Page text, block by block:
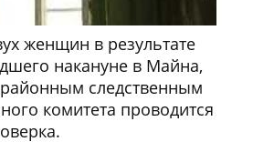
женщин в результате
накануне в Майна,
следственным
комитета проводится